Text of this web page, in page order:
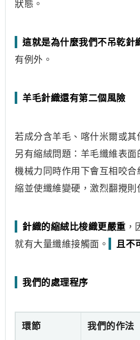
狀態。
這就是為什麼我們不吊乾針
有例外。
羊毛針織還有第二個風險
若成分含羊毛、喀什米爾或
另有縮絨問題：羊毛纖維表
機械力同時作用下會互相咬
縮並使纖維變硬，激烈翻攪則
針織的縮絨比梭織更嚴重
就有大量纖維接觸面。
且不
我們的處理程序
環節 我們的作法